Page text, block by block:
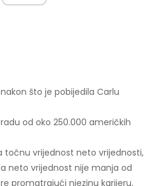
što je pobijedila Carlu
od oko 250.000 američkih
točnu vrijednost neto vrijednosti,
neto vrijednost nije manja od
promatrajući njezinu karijeru.